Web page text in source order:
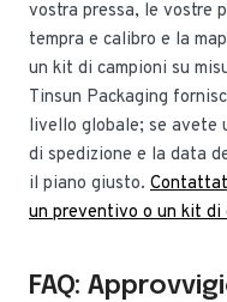
vostra pressa, le vostre
tempra e calibro e la
un kit di campioni su
Tinsun Packaging
livello globale; se avete
di spedizione e la data
il piano giusto.
un preventivo o un kit di
FAQ: